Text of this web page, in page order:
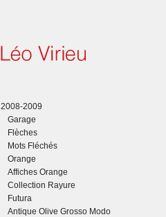
2008-2009
Garage
Flèches
Mots Fléchés
Orange
Affiches Orange
Collection Rayure
Futura
Antique Olive Grosso Modo